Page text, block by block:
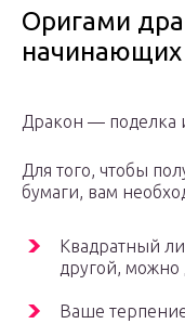
Оригами
начинающих
Дракон — поделка
Для того, чтобы
бумаги, вам
Квадратный
другой, можно
Ваше